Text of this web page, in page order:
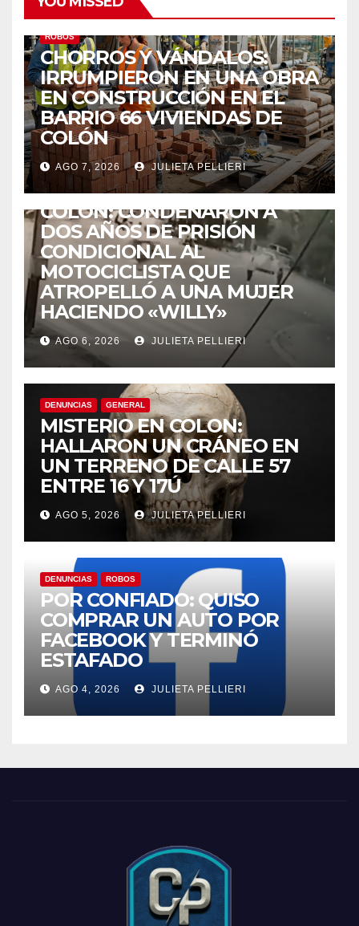
ROBOS
CHORROS Y VÁNDALOS:
IRRUMPIERON EN UNA OBRA
EN CONSTRUCCIÓN EN EL
BARRIO 66 VIVIENDAS DE
COLÓN
AGO 7, 2026 JULIETA PELLIERI
COLÓN: CONDENARON A
DOS AÑOS DE PRISIÓN
CONDICIONAL AL
MOTOCICLISTA QUE
ATROPELLÓ A UNA MUJER
HACIENDO «WILLY»
AGO 6, 2026 JULIETA PELLIERI
DENUNCIAS GENERAL
MISTERIO EN COLON:
HALLARON UN CRÁNEO EN
UN TERRENO DE CALLE 57
ENTRE 16 Y 17Ú
AGO 5, 2026 JULIETA PELLIERI
DENUNCIAS ROBOS
POR CONFIADO: QUISO
COMPRAR UN AUTO POR
FACEBOOK Y TERMINÓ
ESTAFADO
AGO 4, 2026 JULIETA PELLIERI